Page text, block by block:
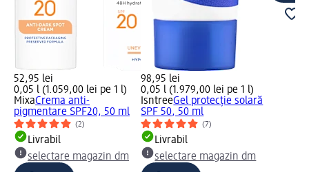
52,95 lei
0,05 l (1.059,00 lei pe 1 l)
MixaCrema anti-
pigmentare SPF20, 50 ml
(2)
Livrabil
selectare magazin dm
98,95 lei
0,05 l (1.979,00 lei pe 1 l)
IsntreeGel protecție solară
SPF 50, 50 ml
(7)
Livrabil
selectare magazin dm